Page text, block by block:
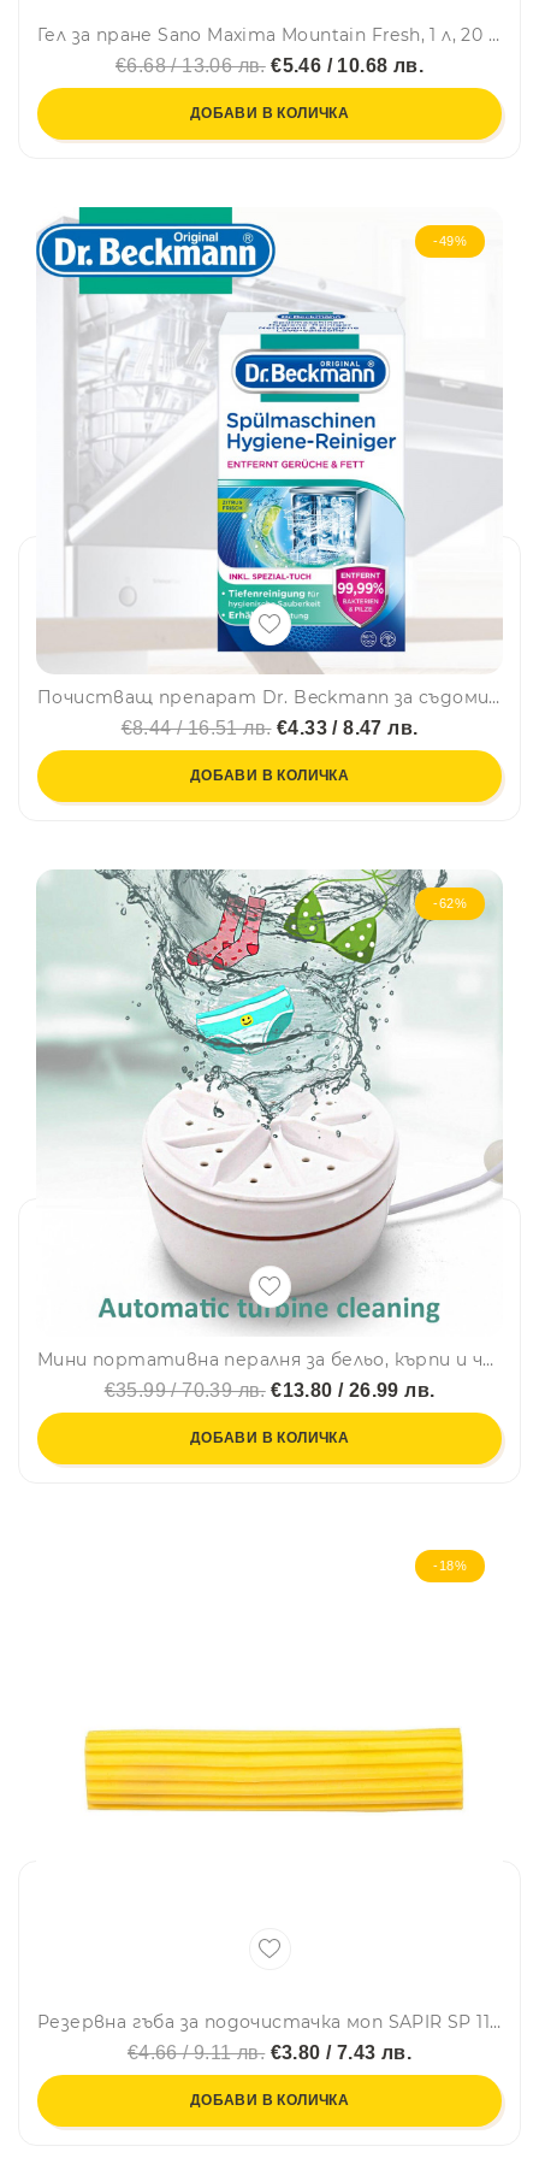
Гел за пране Sano Maxima Mountain Fresh, 1 л, 20 пранета
€6.68 / 13.06 лв.€5.46 / 10.68 лв.
ДОБАВИ В КОЛИЧКА
-49%
Почистващ препарат Dr. Beckmann за съдомиялни 75 гр., с подарък кърпичка
€8.44 / 16.51 лв.€4.33 / 8.47 лв.
ДОБАВИ В КОЛИЧКА
-62%
Мини портативна пералня за бельо, кърпи и чорапи M1004 - ТURBINE WASH
€35.99 / 70.39 лв.€13.80 / 26.99 лв.
ДОБАВИ В КОЛИЧКА
-18%
Резервна гъба за подочистачка моп SAPIR SP 1120 HE1, Жълт
€4.66 / 9.11 лв.€3.80 / 7.43 лв.
ДОБАВИ В КОЛИЧКА